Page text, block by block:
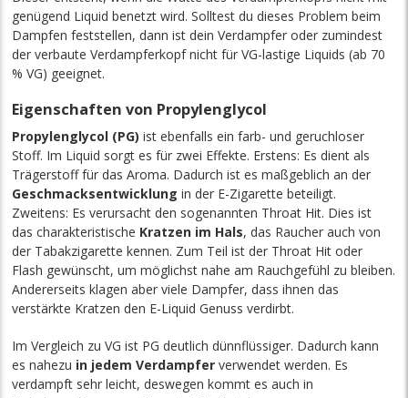
genügend Liquid benetzt wird. Solltest du dieses Problem beim
Dampfen feststellen, dann ist dein Verdampfer oder zumindest
der verbaute Verdampferkopf nicht für VG-lastige Liquids (ab 70
% VG) geeignet.
Eigenschaften von Propylenglycol
Propylenglycol (PG) ist ebenfalls ein farb- und geruchloser
Stoff. Im Liquid sorgt es für zwei Effekte. Erstens: Es dient als
Trägerstoff für das Aroma. Dadurch ist es maßgeblich an der
Geschmacksentwicklung in der E-Zigarette beteiligt.
Zweitens: Es verursacht den sogenannten Throat Hit. Dies ist
das charakteristische Kratzen im Hals, das Raucher auch von
der Tabakzigarette kennen. Zum Teil ist der Throat Hit oder
Flash gewünscht, um möglichst nahe am Rauchgefühl zu bleiben.
Andererseits klagen aber viele Dampfer, dass ihnen das
verstärkte Kratzen den E-Liquid Genuss verdirbt.
Im Vergleich zu VG ist PG deutlich dünnflüssiger. Dadurch kann
es nahezu in jedem Verdampfer verwendet werden. Es
verdampft sehr leicht, deswegen kommt es auch in